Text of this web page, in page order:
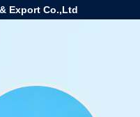
Export Co.,Ltd